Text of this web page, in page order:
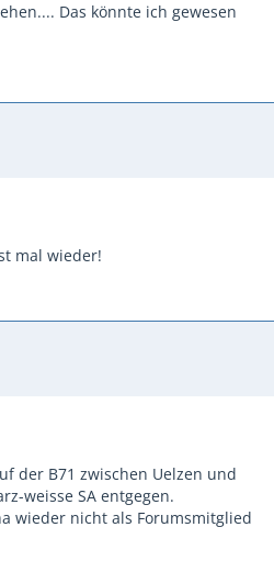
Das könnte ich gewesen
mal wieder!
der B71 zwischen Uelzen und
weisse SA entgegen.
wieder nicht als Forumsmitglied